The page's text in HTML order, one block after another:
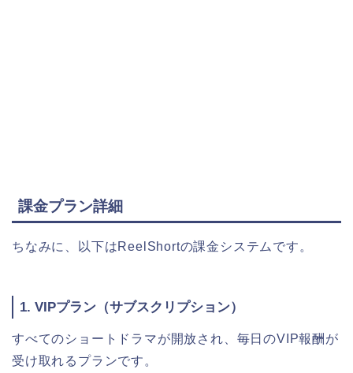
課金プラン詳細
ちなみに、以下はReelShortの課金システムです。
1. VIPプラン（サブスクリプション）
すべてのショートドラマが開放され、毎日のVIP報酬が
受け取れるプランです。